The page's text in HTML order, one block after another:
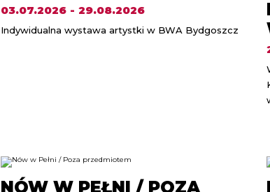
03.07.2026 - 29.08.2026
Indywidualna wystawa artystki w BWA Bydgoszcz
NÓW W PEŁNI / POZA